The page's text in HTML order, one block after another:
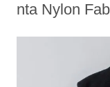
nta Nylon